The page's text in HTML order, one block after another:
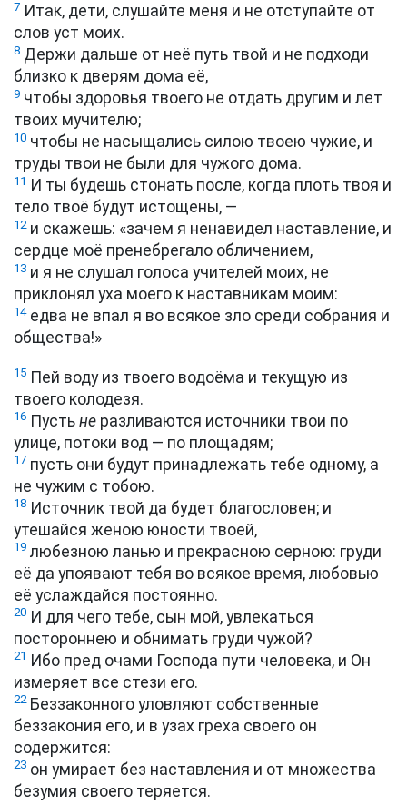
7 Итак, дети, слушайте меня и не отступайте от
слов уст моих.
8 Держи дальше от неё путь твой и не подходи
близко к дверям дома её,
9 чтобы здоровья твоего не отдать другим и лет
твоих мучителю;
10 чтобы не насыщались силою твоею чужие, и
труды твои не были для чужого дома.
11 И ты будешь стонать после, когда плоть твоя и
тело твоё будут истощены, —
12и скажешь: «зачем я ненавидел наставление, и
сердце моё пренебрегало обличением,
13 и я не слушал голоса учителей моих, не
приклонял уха моего к наставникам моим:
14едва не впал я во всякое зло среди собрания и
общества!»
15 Пей воду из твоего водоёма и текущую из
твоего колодезя.
16 Пусть не разливаются источники твои по
улице, потоки вод — по площадям;
17 пусть они будут принадлежать тебе одному, а
не чужим с тобою.
18 Источник твой да будет благословен; и
утешайся женою юности твоей,
19 любезною ланью и прекрасною серною: груди
её да упоявают тебя во всякое время, любовью
её услаждайся постоянно.
20 И для чего тебе, сын мой, увлекаться
постороннею и обнимать груди чужой?
21 Ибо пред очами Господа пути человека, и Он
измеряет все стези его.
22Беззаконного уловляют собственные
беззакония его, и в узах греха своего он
содержится:
23 он умирает без наставления и от множества
безумия своего теряется.